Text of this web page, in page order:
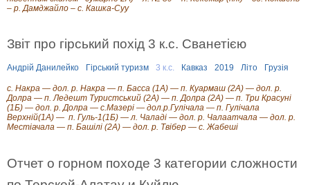
– р. Дамджайло – с. Кашка-Суу
Звіт про гірський похід 3 к.с. Сванетією
Андрій Данилейко Гірський туризм 3 к.с. Кавказ 2019 Літо Грузія
с. Накра — дол. р. Накра — п. Басса (1А) — п. Куармаш (2А) — дол. р.
Долра — п. Ледешт Туристcький (2А) — п. Долра (2А) — п. Три Красуні
(1Б) — дол. р. Долра — с.Мазері — дол.р.Гулічала — п. Гулічала
Верхній(1А) — п. Гуль-1(1Б) — л. Чаладі — дол. р. Чалаатчала — дол. р.
Местіачала — п. Башілі (2А) — дол. р. Твібер — с. Жабеші
Отчет о горном походе 3 категории сложности